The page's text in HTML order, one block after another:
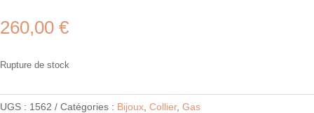
260,00 €
Rupture de stock
UGS : 1562 Catégories : Bijoux Collier, Gas